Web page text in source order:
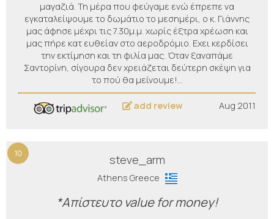
μαγαζιά. Τη μέρα που φεύγαμε ενώ έπρεπε να
εγκαταλείψουμε το δωμάτιο το μεσημέρι, ο κ. Γιάννης
μας άφησε μέχρι τις 7.30μ.μ. χωρίς έξτρα χρέωση και
μας πήρε κατ ευθείαν στο αεροδρόμιο. Εχει κερδίσει
την εκτίμηση και τη φιλία μας. Όταν ξαναπάμε
Σαντορίνη, σίγουρα δεν χρειάζεται δεύτερη σκέψη για
το πού θα μείνουμε!…
add review Aug 2011
10 steve_arm
Athens Greece
*Απίστευτο value for money!